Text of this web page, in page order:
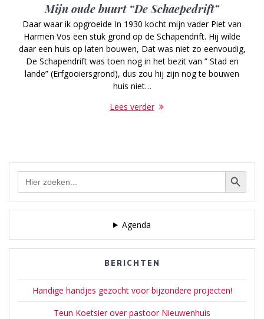
Mijn oude buurt “De Schaepedrift”
Daar waar ik opgroeide In 1930 kocht mijn vader Piet van
Harmen Vos een stuk grond op de Schapendrift. Hij wilde
daar een huis op laten bouwen, Dat was niet zo eenvoudig,
De Schapendrift was toen nog in het bezit van ” Stad en
lande” (Erfgooiersgrond), dus zou hij zijn nog te bouwen
huis niet…
Lees verder
Zoek Zoekknop
Agenda
BERICHTEN
Handige handjes gezocht voor bijzondere projecten!
Teun Koetsier over pastoor Nieuwenhuis